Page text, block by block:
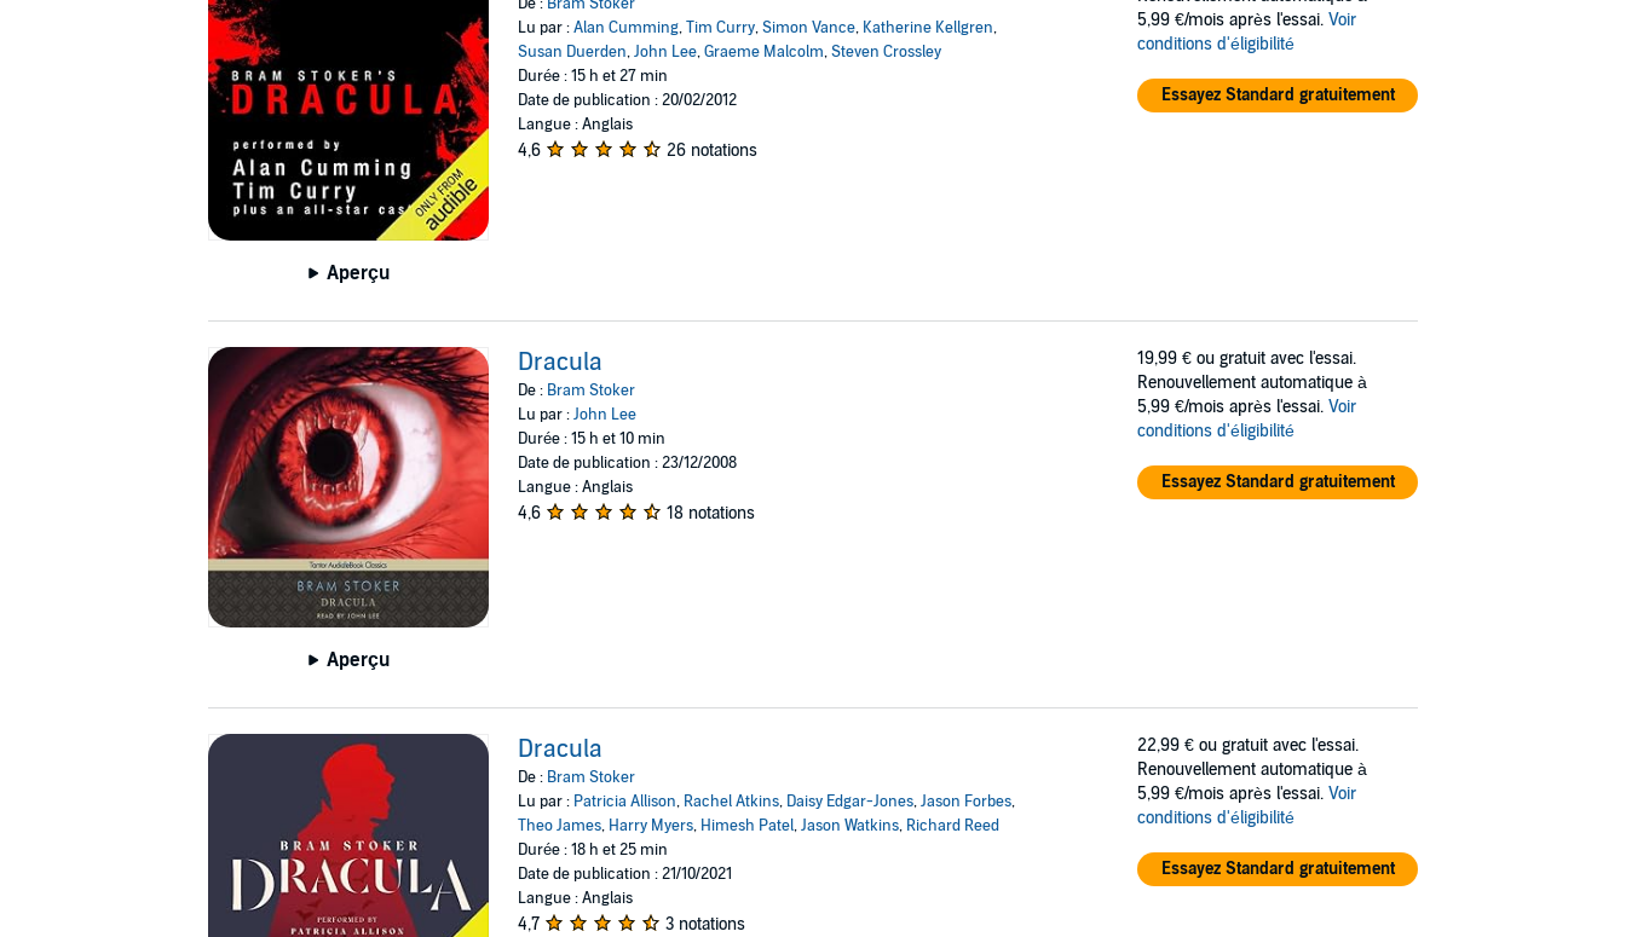
Aperçu
Lu par :Alan Cumming,Tim Curry,Simon Vance, Katherine Kellgren,
Susan Duerden,John Lee,Graeme Malcolm,Steven Crossley
Durée : 15 h et 27 min
Date de publication : 20/02/2012
Langue : Anglais
4,6 26 notations
5,99 €/mois après l'essai. Voir
conditions d'éligibilité
Essayez Standard gratuitement
Aperçu
Dracula
De : Bram Stoker
Lu par :John Lee
Durée : 15 h et 10 min
Date de publication : 23/12/2008
Langue : Anglais
4,6 18 notations
19,99 € ou gratuit avec l'essai.
Renouvellement automatique à
5,99 €/mois après l'essai. Voir
conditions d'éligibilité
Essayez Standard gratuitement
Dracula
De : Bram Stoker
Lu par : Patricia Allison, Rachel Atkins, Daisy Edgar-Jones,Jason Forbes,
Theo James, Harry Myers, Himesh Patel,Jason Watkins, Richard Reed
Durée : 18 h et 25 min
Date de publication : 21/10/2021
Langue : Anglais
4,7 3 notations
22,99 € ou gratuit avec l'essai.
Renouvellement automatique à
5,99 €/mois après l'essai. Voir
conditions d'éligibilité
Essayez Standard gratuitement